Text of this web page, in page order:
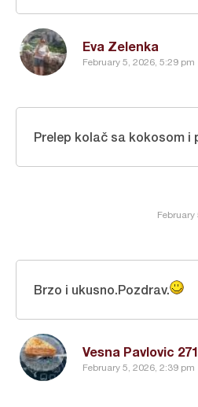
Eva Zelenka
February 5, 2026, 5:29 pm
February
Prelep kolač sa kokosom i
Vesna Pavlovic 271
February 5, 2026, 2:39 pm
Brzo i ukusno.Pozdrav.